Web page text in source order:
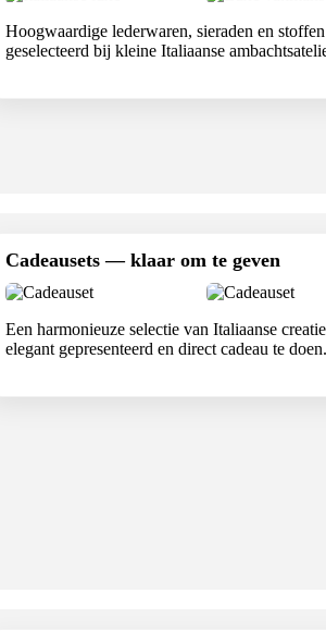
Hoogwaardige lederwaren, sieraden en
geselecteerd bij kleine Italiaanse
Cadeausets — klaar om te geven
Een harmonieuze selectie van Italiaanse
elegant gepresenteerd en direct cadeau te doen.